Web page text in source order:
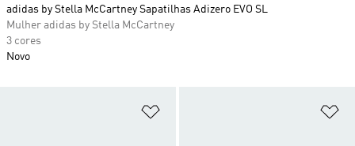
adidas by Stella McCartney Sapatilhas Adizero EVO SL
Mulher adidas by Stella McCartney
3 cores
Novo